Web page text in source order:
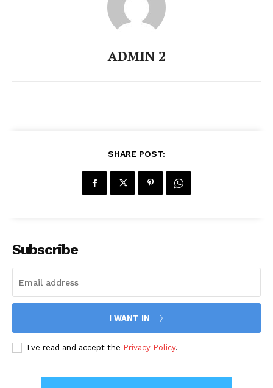
ADMIN 2
SHARE POST:
Subscribe
I WANT IN
I've read and accept the Privacy Policy.